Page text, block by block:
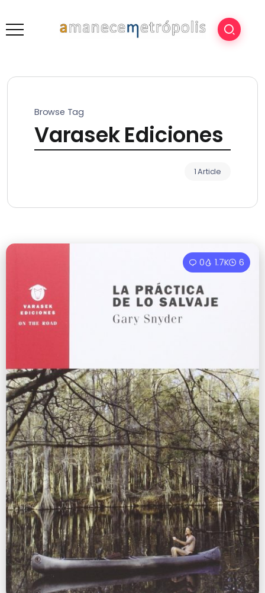
Browse Tag
Varasek Ediciones
1 Article
0 1.7K 6